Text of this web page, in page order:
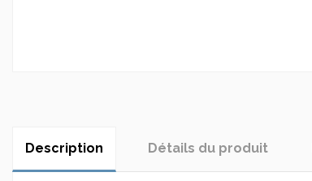
Description Détails du produit